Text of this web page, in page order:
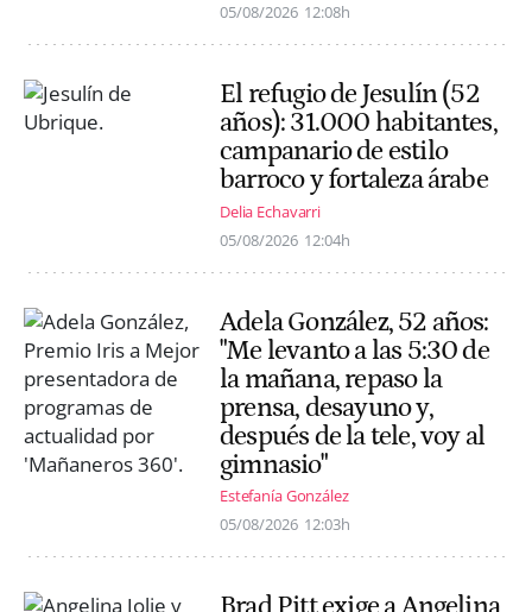
05/08/2026 12:08h
El refugio de Jesulín (52
años): 31.000 habitantes,
campanario de estilo
barroco y fortaleza árabe
Delia Echavarri
05/08/2026 12:04h
Adela González, 52 años:
"Me levanto a las 5:30 de
la mañana, repaso la
prensa, desayuno y,
después de la tele, voy al
gimnasio"
Estefanía González
05/08/2026 12:03h